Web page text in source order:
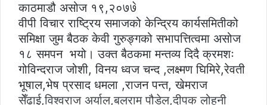
काठमाडौ असोज १९,२०७७े
वीपी विचार राष्ट्रिय समाजको केन्द्रिय कार्यसमितीको
समिक्षा जुम बैठक केवी गुरुङ्गको सभापत्तित्वमा असोज
१८ समपन भयो। उक्त बैठकमा मन्तव्य दिदै क्रमशः
गोविन्दराज जोशी, विनय ध्वज चन्द ,लक्ष्मण घिमिरे,रेवती
भूषाल,भेष प्रसाद धमला ,राजन पन्त, खेमराज
सेँढाई,विश्वराज अर्याल,बलराम पौडेल,दीपक लोहनी